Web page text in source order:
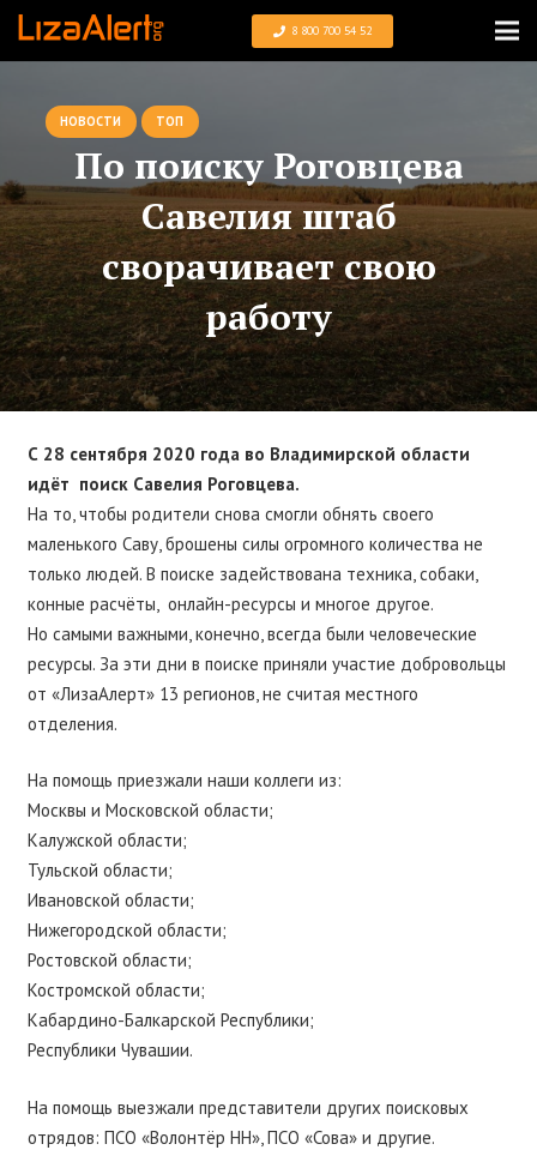
8 800 700 54 52
НОВОСТИ ТОП
По поиску Роговцева
Савелия штаб
сворачивает свою
работу
С 28 сентября 2020 года во Владимирской области
идёт поиск Савелия Роговцева.
На то, чтобы родители снова смогли обнять своего
маленького Саву, брошены силы огромного количества не
только людей. В поиске задействована техника, собаки,
конные расчёты, онлайн-ресурсы и многое другое.
Но самыми важными, конечно, всегда были человеческие
ресурсы. За эти дни в поиске приняли участие добровольцы
от «ЛизаАлерт» 13 регионов, не считая местного
отделения.
На помощь приезжали наши коллеги из:
Москвы и Московской области;
Калужской области;
Тульской области;
Ивановской области;
Нижегородской области;
Ростовской области;
Костромской области;
Кабардино-Балкарской Республики;
Республики Чувашии.
На помощь выезжали представители других поисковых
отрядов: ПСО «Волонтёр НН», ПСО «Сова» и другие.